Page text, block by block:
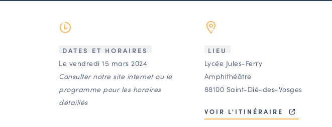
DATES ET HORAIRES
Le vendredi 15 mars 2024
Consulter notre site internet ou le
programme pour les horaires
détaillés
LIEU
Lycée Jules-Ferry
Amphithéâtre
88100 Saint-Dié-des-Vosges
VOIR L'ITINÉRAIRE